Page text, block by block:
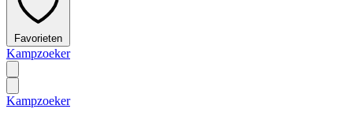
Favorieten
Kampzoeker
Kampzoeker